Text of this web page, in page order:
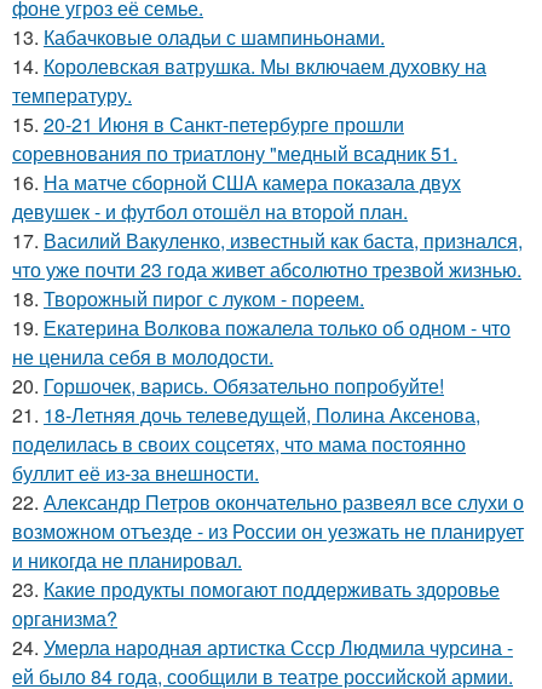
фоне угроз её семье.
13. Кабачковые оладьи с шампиньонами.
14. Королевская ватрушка. Мы включаем духовку на
температуру.
15. 20-21 Июня в Санкт-петербурге прошли
соревнования по триатлону "медный всадник 51.
16. На матче сборной США камера показала двух
девушек - и футбол отошёл на второй план.
17. Василий Вакуленко, известный как баста, признался,
что уже почти 23 года живет абсолютно трезвой жизнью.
18. Творожный пирог с луком - пореем.
19. Екатерина Волкова пожалела только об одном - что
не ценила себя в молодости.
20. Горшочек, варись. Обязательно попробуйте!
21. 18-Летняя дочь телеведущей, Полина Аксенова,
поделилась в своих соцсетях, что мама постоянно
буллит её из-за внешности.
22. Александр Петров окончательно развеял все слухи о
возможном отъезде - из России он уезжать не планирует
и никогда не планировал.
23. Какие продукты помогают поддерживать здоровье
организма?
24. Умерла народная артистка Ссср Людмила чурсина -
ей было 84 года, сообщили в театре российской армии.